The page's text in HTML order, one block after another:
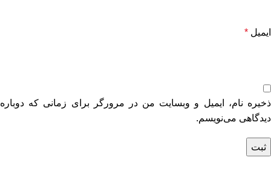
ایمیل *
ذخیره نام، ایمیل و وبسایت من در مرورگر برای زمانی که دوباره
دیدگاهی می‌نویسم.